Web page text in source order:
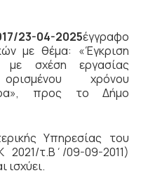
23-04-2025έγγραφο
με θέμα: «Έγκριση
με σχέση εργασίας
χρόνου
προς το Δήμο
Υπηρεσίας του
τ.Β΄/09-09-2011)
ισχύει.